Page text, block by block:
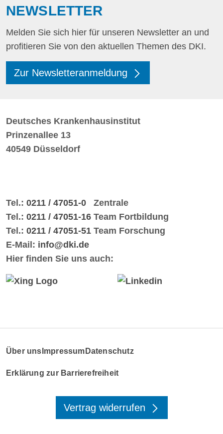
NEWSLETTER
Melden Sie sich hier für unseren Newsletter an und
profitieren Sie von den aktuellen Themen des DKI.
Zur Newsletteranmeldung
Deutsches Krankenhausinstitut
Prinzenallee 13
40549 Düsseldorf
Tel.: 0211 / 47051-0 Zentrale
Tel.: 0211 / 47051-16 Team Fortbildung
Tel.: 0211 / 47051-51 Team Forschung
E-Mail: info@dki.de
Hier finden Sie uns auch:
Über uns Impressum Datenschutz
Erklärung zur Barrierefreiheit
Vertrag widerrufen